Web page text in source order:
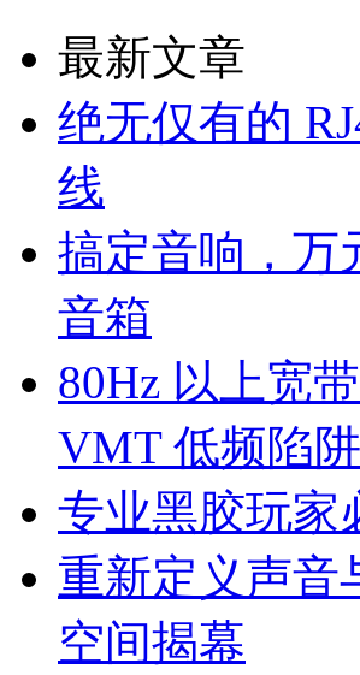
最新文章
绝无仅有的
线
搞定音响，万
音箱
80Hz 以上宽
VMT 低频陷阱
专业黑胶玩家
重新定义声音
空间揭幕